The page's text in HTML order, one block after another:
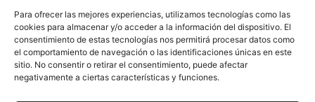
Para ofrecer las mejores experiencias, utilizamos tecnologías como las
cookies para almacenar y/o acceder a la información del dispositivo. El
consentimiento de estas tecnologías nos permitirá procesar datos como
el comportamiento de navegación o las identificaciones únicas en este
sitio. No consentir o retirar el consentimiento, puede afectar
negativamente a ciertas características y funciones.